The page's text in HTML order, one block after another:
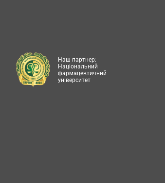
Наш партнер:
Національний
фармацевтичний
університет